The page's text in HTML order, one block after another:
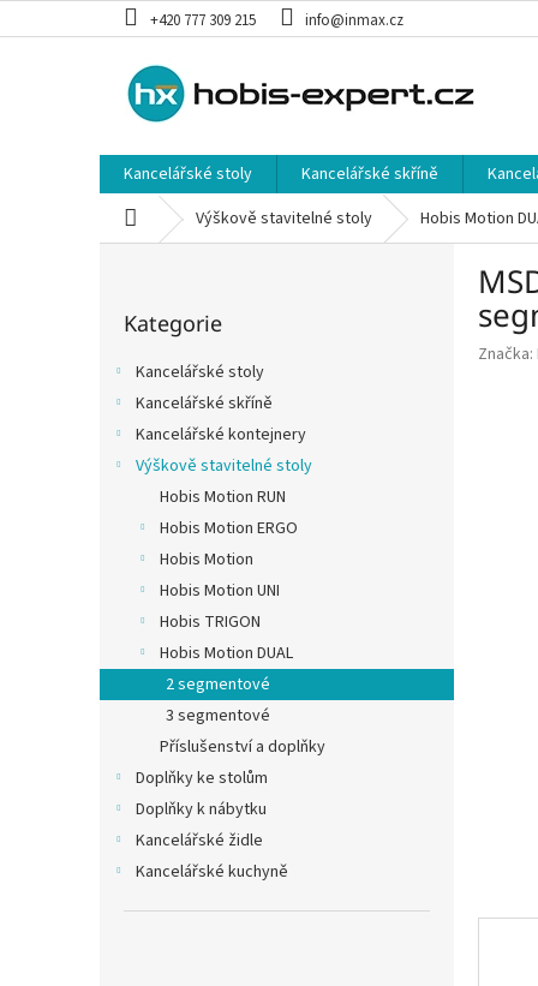
na
+420 777 309 215 info@inmax.cz
Kancelářské stoly Kancelářské skříně
Domů Výškově stavitelné stoly Hobis Motion
kategorie
Kategorie
Kancelářské stoly
Kancelářské skříně
Kancelářské kontejnery
Výškově stavitelné stoly
Hobis Motion RUN
Hobis Motion ERGO
Hobis Motion
Hobis Motion UNI
Hobis TRIGON
Hobis Motion DUAL
2 segmentové
3 segmentové
Příslušenství a doplňky
Doplňky ke stolům
Doplňky k nábytku
Kancelářské židle
Kancelářské kuchyně
Značka: